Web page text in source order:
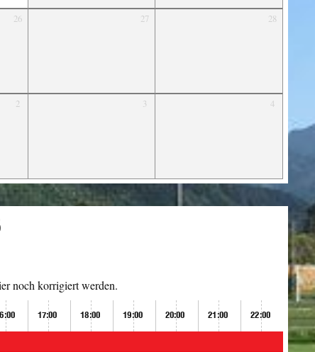
26 27 28
2 3 4
noch korrigiert werden.
17:00 18:00 19:00 20:00 21:00 22:00